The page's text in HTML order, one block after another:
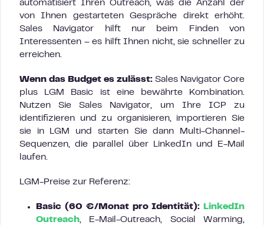
automatisiert Ihren Outreach, was die Anzahl der
von Ihnen gestarteten Gespräche direkt erhöht.
Sales Navigator hilft nur beim Finden von
Interessenten – es hilft Ihnen nicht, sie schneller zu
erreichen.
Wenn das Budget es zulässt: Sales Navigator Core
plus LGM Basic ist eine bewährte Kombination.
Nutzen Sie Sales Navigator, um Ihre ICP zu
identifizieren und zu organisieren, importieren Sie
sie in LGM und starten Sie dann Multi-Channel-
Sequenzen, die parallel über LinkedIn und E-Mail
laufen.
LGM-Preise zur Referenz:
Basic (60 €/Monat pro Identität):
LinkedIn
Outreach, E-Mail-Outreach, Social Warming,